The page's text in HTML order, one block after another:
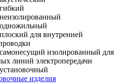
для внутренней
изолированный для
линий электропередачи
изделия